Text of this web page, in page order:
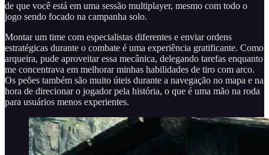
de que você está em uma sessão multiplayer, mesmo com todo o
jogo sendo focado na campanha solo.
Montar um time com especialistas diferentes e enviar ordens
estratégicas durante o combate é uma experiência gratificante. Como
arqueira, pude aproveitar essa mecânica, delegando tarefas enquanto
me concentrava em melhorar minhas habilidades de tiro com arco.
Os peões também são muito úteis durante a navegação no mapa e na
hora de direcionar o jogador pela história, o que é uma mão na roda
para usuários menos experientes.